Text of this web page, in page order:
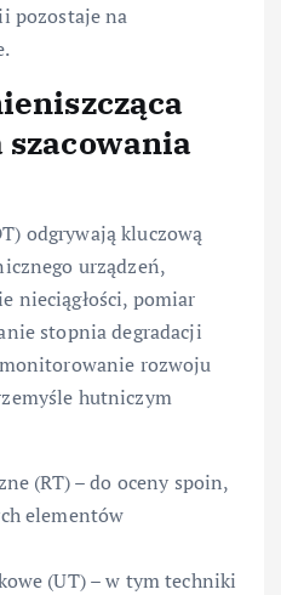
pozostaje na
odgrywają kluczową
urządzeń,
nieciągłości, pomiar
stopnia degradacji
rozwoju
hutniczym
(RT) – do oceny spoin,
elementów
(UT) – w tym techniki